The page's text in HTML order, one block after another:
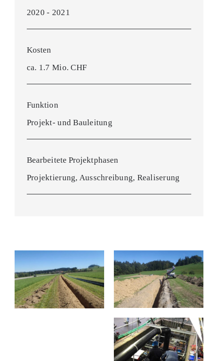
2020 - 2021
Kosten
ca. 1.7 Mio. CHF
Funktion
Projekt- und Bauleitung
Bearbeitete Projektphasen
Projektierung, Ausschreibung, Realiserung